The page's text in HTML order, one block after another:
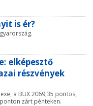
is ér?
elképesztő
részvények
a BUX 2069,35 pontos,
zárt pénteken.